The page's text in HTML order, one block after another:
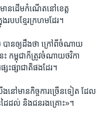
ន​ដើម​កំណើត​នៅ​ខេត្ត​
របប​ខែ្មរ​ក្រហម​ដែរ។​
ម​ បាន​ឲ្យ​ដឹង​ថា ​ក្រៅពី​ចំណាយ​
ះ​ កម្ពុជា​ក៏ត្រូវ​ចំណាយ​ថវិកា​
សះផ្សា​ជាតិ​ផង​ដែរ។​
ៅ​មាន​កិច្ចការ​ច្រើន​ទៀត​ ដែល​
ជន​ដៃដល់​ និង​ជនរងគ្រោះ»។​